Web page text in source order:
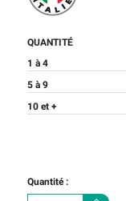
QUANTITÉ
1 à 4
5 à 9
10 et +
Quantité :